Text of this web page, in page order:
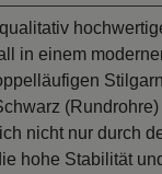
in einem
nicht nur durch
hohe Stabilität